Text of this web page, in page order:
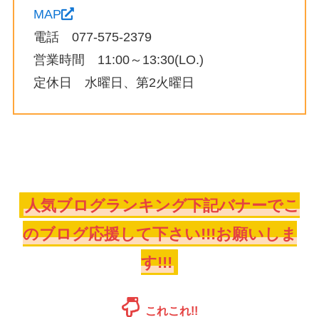
MAP
電話 077-575-2379
営業時間 11:00～13:30(LO.)
定休日 水曜日、第2火曜日
人気ブログランキング下記バナーでこ
のブログ応援して下さい!!!お願いしま
す!!!
これこれ!!